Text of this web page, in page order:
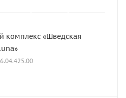
комплекс «Шведская